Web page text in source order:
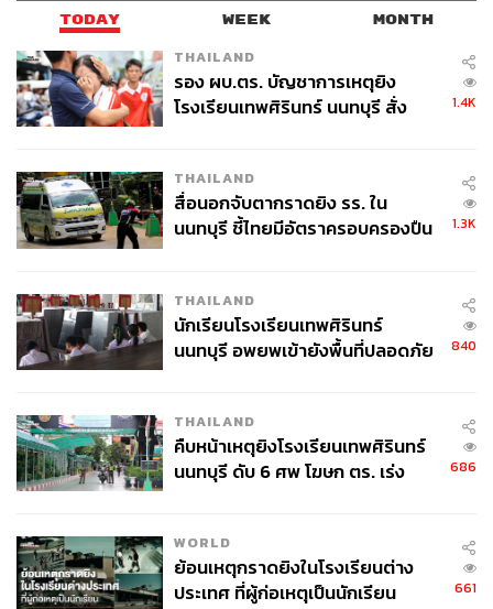
TODAY WEEK MONTH
THAILAND
รอง ผบ.ตร. บัญชาการเหตุยิง
โรงเรียนเทพศิรินทร์ นนทบุรี สั่ง
1.4K
THAILAND
สื่อนอกจับตากราดยิง รร. ใน
นนทบุรี ชี้ไทยมีอัตราครอบครองปืน
1.3K
THAILAND
นักเรียนโรงเรียนเทพศิรินทร์
นนทบุรี อพยพเข้ายังพื้นที่ปลอดภัย
840
THAILAND
คืบหน้าเหตุยิงโรงเรียนเทพศิรินทร์
นนทบุรี ดับ 6 ศพ โฆษก ตร. เร่ง
686
WORLD
ย้อนเหตุกราดยิงในโรงเรียนต่าง
ประเทศ ที่ผู้ก่อเหตุเป็นนักเรียน
661